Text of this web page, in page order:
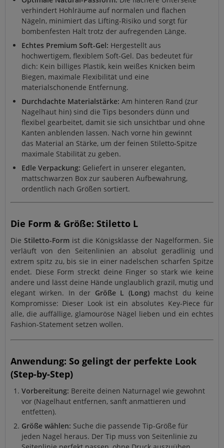
verhindert Hohlräume auf normalen und flachen
Nägeln, minimiert das Lifting-Risiko und sorgt für
bombenfesten Halt trotz der aufregenden Länge.
Echtes Premium Soft-Gel: Hergestellt aus
hochwertigem, flexiblem Soft-Gel. Das bedeutet für
dich: Kein billiges Plastik, kein weißes Knicken beim
Biegen, maximale Flexibilität und eine
materialschonende Entfernung.
Durchdachte Materialstärke: Am hinteren Rand (zur
Nagelhaut hin) sind die Tips besonders dünn und
flexibel gearbeitet, damit sie sich unsichtbar und ohne
Kanten anblenden lassen. Nach vorne hin gewinnt
das Material an Stärke, um der feinen Stiletto-Spitze
maximale Stabilität zu geben.
Edle Verpackung: Geliefert in unserer eleganten,
mattschwarzen Box zur sauberen Aufbewahrung,
ordentlich nach Größen sortiert.
Die Form & Größe: Stiletto L
Die Stiletto-Form ist die Königsklasse der Nagelformen. Sie
verläuft von den Seitenlinien an absolut geradlinig und
extrem spitz zu, bis sie in einer nadelschen scharfen Spitze
endet. Diese Form streckt deine Finger so stark wie keine
andere und lässt deine Hände unglaublich grazil, mutig und
elegant wirken. In der Größe L (Long)machst du keine
Kompromisse: Dieser Look ist ein absolutes Key-Piece für
alle, die auffällige, glamouröse Nägel lieben und ein echtes
Fashion-Statement setzen wollen.
Anwendung: So gelingt der perfekte Look
(Step-by-Step)
Vorbereitung: Bereite deinen Naturnagel wie gewohnt
vor (Nagelhaut entfernen, sanft anmattieren und
entfetten).
Größe wählen: Suche die passende Tip-Größe für
jeden Nagel heraus. Der Tip muss von Seitenlinie zu